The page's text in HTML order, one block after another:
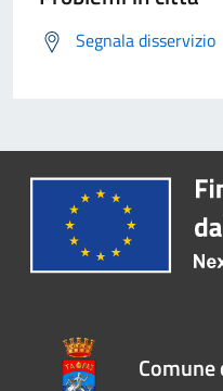
Segnala disservizio
Comune